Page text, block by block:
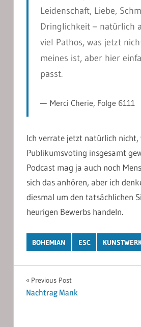
Leidenschaft, Liebe,
Dringlichkeit – natürlich
viel Pathos, was jetzt
meines ist, aber hier
passt.
Merci Cherie, Folge 6111
Ich verrate jetzt natürlich nicht,
Publikumsvoting insgesamt
Podcast mag ja auch noch
sich das anhören, aber ich
diesmal um den tatsächlichen
heurigen Bewerbs handeln.
BOHEMIAN ESC
Post
navigation
Previous Post
Nachtrag Mank